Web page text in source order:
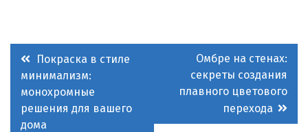
Навигация
по
записям
Покраска в стиле
минимализм:
монохромные
решения для вашего
дома
Омбре на стенах:
секреты создания
плавного цветового
перехода